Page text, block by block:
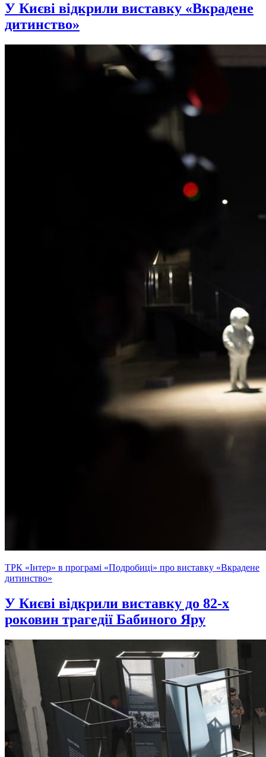
У Києві відкрили виставку «Вкрадене
дитинство»
ТРК «Інтер» в програмі «Подробиці» про виставку «Вкрадене
дитинство»
У Києві відкрили виставку до 82-х
роковин трагедії Бабиного Яру